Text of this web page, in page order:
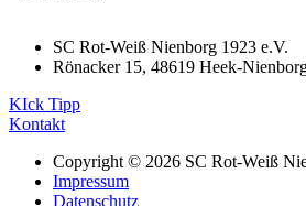
SC Rot-Weiß Nienborg 1923 e.V.
Rönacker 15, 48619 Heek-
KIck Tipp
Kontakt
Copyright © 2026 SC Rot-Weiß
Impressum
Datenschutz